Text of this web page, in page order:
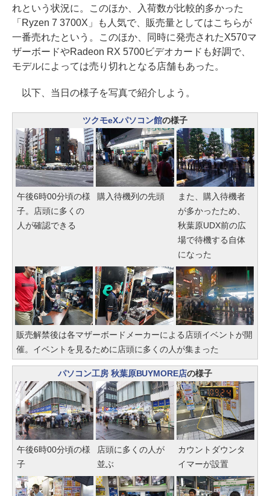
れという状況に。このほか、入荷数が比較的多かった
「Ryzen 7 3700X」も人気で、販売量としてはこちらが
一番売れたという。このほか、同時に発売されたX570マ
ザーボードやRadeon RX 5700ビデオカードも好調で、
モデルによっては売り切れとなる店舗もあった。
以下、当日の様子を写真で紹介しよう。
ツクモeX.パソコン館の様子
午後6時00分頃の様
子。店頭に多くの
人が確認できる
購入待機列の先頭
また、購入待機者
が多かったため、
秋葉原UDX前の広
場で待機する自体
になった
販売解禁後は各マザーボードメーカーによる店頭イベントが開
催。イベントを見るために店頭に多くの人が集まった
パソコン工房 秋葉原BUYMORE店の様子
午後6時00分頃の様
子
店頭に多くの人が
並ぶ
カウントダウンタ
イマーが設置